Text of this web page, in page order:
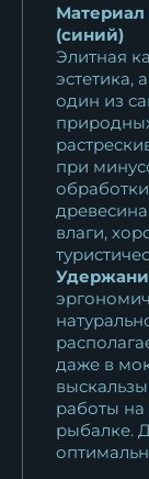
Материал
(синий)
Элитная
эстетика,
один из
при
влаги,
даже в
работы
рыбалке.